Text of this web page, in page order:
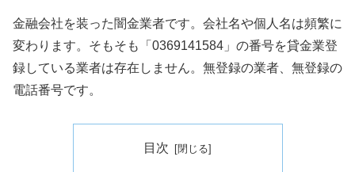
金融会社を装った闇金業者です。会社名や個人名は頻繁に
変わります。そもそも「0369141584」の番号を貸金業登
録している業者は存在しません。無登録の業者、無登録の
電話番号です。
目次